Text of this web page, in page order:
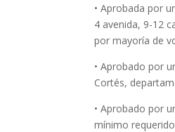
• Aprobada por
4 avenida, 9-12
por mayoría de
• Aprobado por
Cortés,
• Aprobado por
mínimo